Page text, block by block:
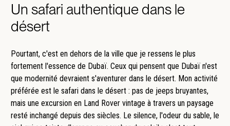
Un safari authentique dans le
désert
Pourtant, c'est en dehors de la ville que je ressens le plus
fortement l'essence de Dubaï. Ceux qui pensent que Dubaï n'est
que modernité devraient s'aventurer dans le désert. Mon activité
préférée est le safari dans le désert : pas de jeeps bruyantes,
mais une excursion en Land Rover vintage à travers un paysage
resté inchangé depuis des siècles. Le silence, l'odeur du sable, le